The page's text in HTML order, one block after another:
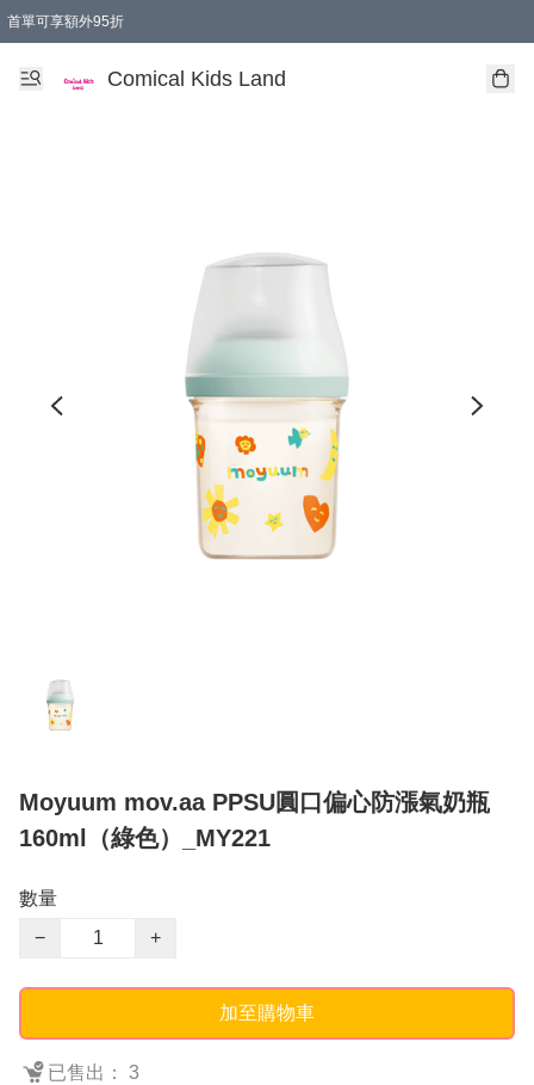
首單可享額外95折
Comical Kids Land
Moyuum mov.aa PPSU圓口偏心防漲氣奶瓶
160ml（綠色）_MY221
數量
−
+
加至購物車
已售出： 3